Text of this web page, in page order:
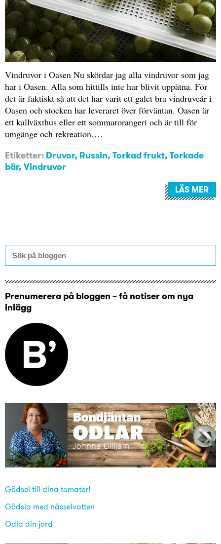
Vindruvor i Oasen Nu skördar jag alla vindruvor som jag
har i Oasen. Alla som hittills inte har blivit uppätna. För
det är faktiskt så att det har varit ett galet bra vindruveår i
Oasen och stocken har leveraret över förväntan. Oasen är
ett kallväxthus eller ett sommarorangeri och är till för
umgänge och rekreation….
Etiketter: Druvor, Russin, Torkad frukt, Torkade
bär, Vindruvor
LÄS MER
Prenumerera på bloggen – få notiser om nya
inlägg
Gödsel till dina tomater!
Gödsla med nässelvatten
Odla din jord